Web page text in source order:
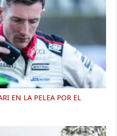
EN LA PELEA POR EL